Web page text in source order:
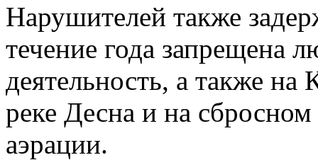
Нарушителей также
течение года запрещена
деятельность, а также
реке Десна и на
аэрации.